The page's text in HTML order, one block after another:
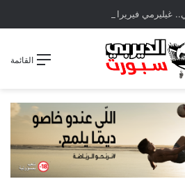
القائمة